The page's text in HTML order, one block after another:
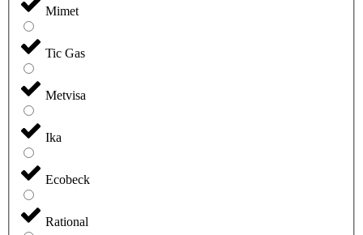
Mimet
Tic Gas
Metvisa
Ika
Ecobeck
Rational